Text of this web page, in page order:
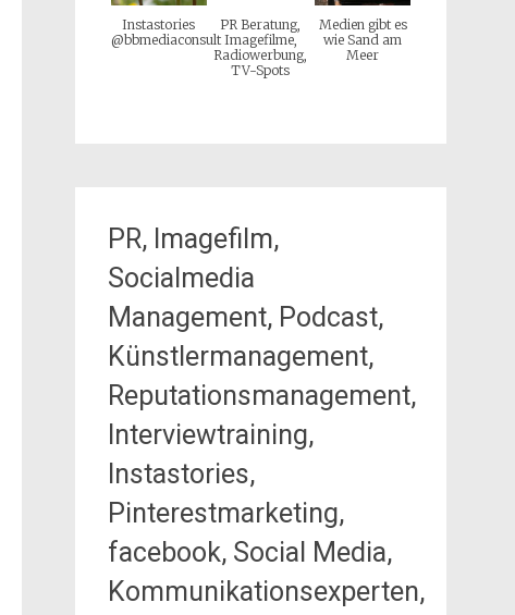
Instastories
@bbmediaconsult
PR Beratung,
Imagefilme,
Radiowerbung,
TV-Spots
Medien gibt es
wie Sand am
Meer
PR, Imagefilm,
Socialmedia
Management, Podcast,
Künstlermanagement,
Reputationsmanagement,
Interviewtraining,
Instastories,
Pinterestmarketing,
facebook, Social Media,
Kommunikationsexperten,